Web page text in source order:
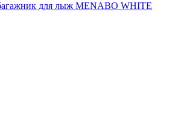
для лыж MENABO WHITE